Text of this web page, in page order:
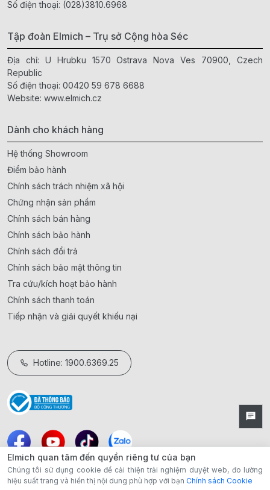
Số điện thoại: (028)3810.6968
Tập đoàn Elmich – Trụ sở Cộng hòa Séc
Địa chỉ: U Hrubku 1570 Ostrava Nova Ves 70900, Czech
Republic
Số điện thoại: 00420 59 678 6688
Website: www.elmich.cz
Dành cho khách hàng
Hệ thống Showroom
Điểm bảo hành
Chính sách trách nhiệm xã hội
Chứng nhận sản phẩm
Chính sách bán hàng
Chính sách bảo hành
Chính sách đổi trả
Chính sách bảo mật thông tin
Tra cứu/kích hoạt bảo hành
Chính sách thanh toán
Tiếp nhận và giải quyết khiếu nại
Hotline: 1900.6369.25
Elmich quan tâm đến quyền riêng tư của bạn
Chúng tôi sử dụng cookie để cải thiện trải nghiệm duyệt web, đo lường
hiệu suất trang và hiển thị nội dung phù hợp với bạn Chính sách Cookie